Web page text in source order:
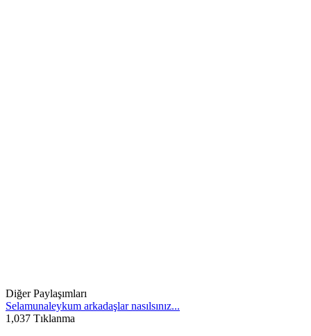
Diğer Paylaşımları
Selamunaleykum arkadaşlar nasılsınız...
1,037 Tıklanma